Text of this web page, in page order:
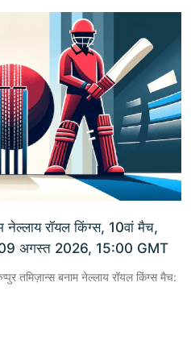
नेल्लाय रॉयल किंग्स, 10वां मैच,
09 अगस्त 2026, 15:00 GMT
तमिज़ान्स बनाम नेल्लाय रॉयल किंग्स मैच: